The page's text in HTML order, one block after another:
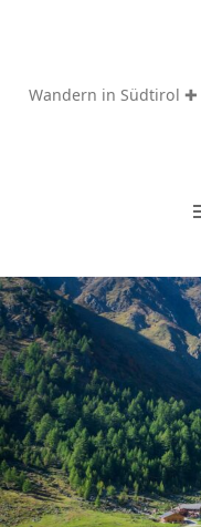
Wandern in Südtirol ✚
e
n
U
M
I
N
A
L
T
S
P